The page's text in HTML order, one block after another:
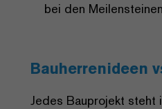
bei den Meilensteinen
Bauherrenideen
Jedes Bauprojekt steht